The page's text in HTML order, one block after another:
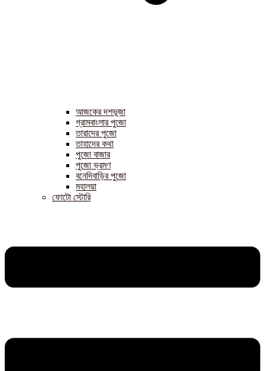
আজকের দশভূজা
গ্রামবাংলার পুজো
তারাদের পুজো
তাহাদের কথা
পুজো বাজার
পুজো ভ্রমণ
বনেদিবাড়ির পুজো
মহালয়া
ফোটো স্টোরি